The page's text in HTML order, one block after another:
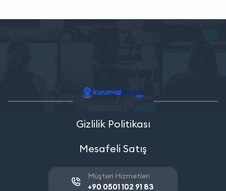
Gizlilik Politikası
Mesafeli Satış
Müşteri Hizmetleri
+90 0501 102 91 83